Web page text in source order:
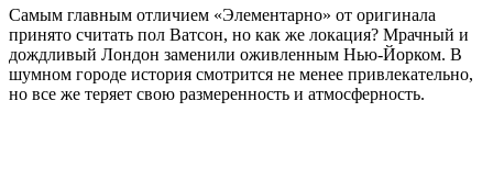
Самым главным отличием «Элементарно» от оригинала
принято считать пол Ватсон, но как же локация? Мрачный и
дождливый Лондон заменили оживленным Нью-Йорком. В
шумном городе история смотрится не менее привлекательно,
но все же теряет свою размеренность и атмосферность.